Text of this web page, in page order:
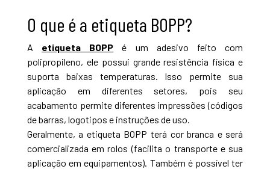
O que é a etiqueta BOPP?
A etiqueta BOPP é um adesivo feito com
polipropileno, ele possui grande resistência física e
suporta baixas temperaturas. Isso permite sua
aplicação em diferentes setores, pois seu
acabamento permite diferentes impressões (códigos
de barras, logotipos e instruções de uso.
Geralmente, a etiqueta BOPP terá cor branca e será
comercializada em rolos (facilita o transporte e sua
aplicação em equipamentos). Também é possível ter